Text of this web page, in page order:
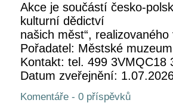
Akce je součástí česko-
kulturní dědictví
našich měst“,
Pořadatel: Městské
Kontakt: tel. 499 3VMQC18
Datum zveřejnění:
Komentáře - 0 příspěvků